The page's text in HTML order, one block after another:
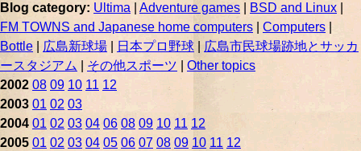
Blog category: Ultima Adventure games BSD and Linux
FM TOWNS and Japanese home computers
Computers
Bottle
広島新球場 日本プロ野球
広島市民球場跡地とサッカ
ースタジアム
その他スポーツ
Other topics
2002 08 09 10 11 12
2003 01 02 03
2004 01 02 03 04 06 08 09 10 11 12
2005 01 02 03 04 05 06 07 08 09 10 11 12